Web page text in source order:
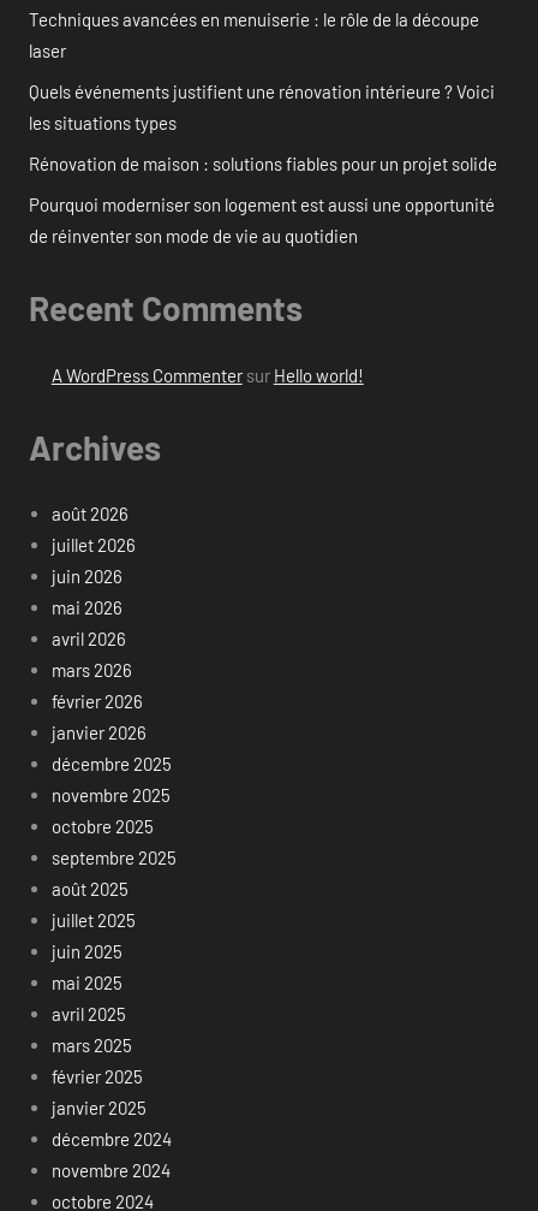
Techniques avancées en menuiserie : le rôle de la découpe
laser
Quels événements justifient une rénovation intérieure ? Voici
les situations types
Rénovation de maison : solutions fiables pour un projet solide
Pourquoi moderniser son logement est aussi une opportunité
de réinventer son mode de vie au quotidien
Recent Comments
A WordPress Commentersur Hello world!
Archives
août 2026
juillet 2026
juin 2026
mai 2026
avril 2026
mars 2026
février 2026
janvier 2026
décembre 2025
novembre 2025
octobre 2025
septembre 2025
août 2025
juillet 2025
juin 2025
mai 2025
avril 2025
mars 2025
février 2025
janvier 2025
décembre 2024
novembre 2024
octobre 2024